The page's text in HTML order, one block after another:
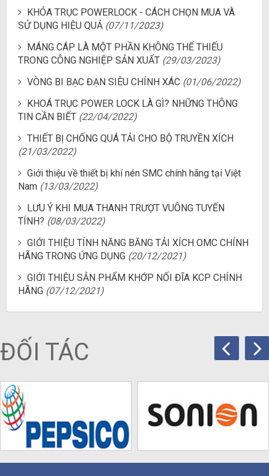
KHÓA TRỤC POWERLOCK - CÁCH CHỌN MUA VÀ
SỬ DỤNG HIỆU QUẢ (07/11/2023)
MÁNG CÁP LÀ MỘT PHẦN KHÔNG THỂ THIẾU
TRONG CÔNG NGHIỆP SẢN XUẤT (29/03/2023)
VÒNG BI BẠC ĐẠN SIÊU CHÍNH XÁC (01/06/2022)
KHOÁ TRỤC POWER LOCK LÀ GÌ? NHỮNG THÔNG
TIN CẦN BIẾT (22/04/2022)
THIẾT BỊ CHỐNG QUÁ TẢI CHO BỘ TRUYỀN XÍCH
(21/03/2022)
Giới thiệu về thiết bị khí nén SMC chính hãng tại Việt
Nam (13/03/2022)
LƯU Ý KHI MUA THANH TRƯỢT VUÔNG TUYẾN
TÍNH? (08/03/2022)
GIỚI THIỆU TÍNH NĂNG BĂNG TẢI XÍCH OMC CHÍNH
HÃNG TRONG ỨNG DỤNG (20/12/2021)
GIỚI THIỆU SẢN PHẨM KHỚP NỐI ĐĨA KCP CHÍNH
HÃNG (07/12/2021)
ĐỐI TÁC